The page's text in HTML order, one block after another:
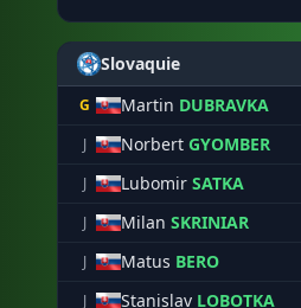
Slovaquie
G Martin DUBRAVKA
J Norbert GYOMBER
J Lubomir SATKA
J Milan SKRINIAR
J Matus BERO
J Stanislav LOBOTKA